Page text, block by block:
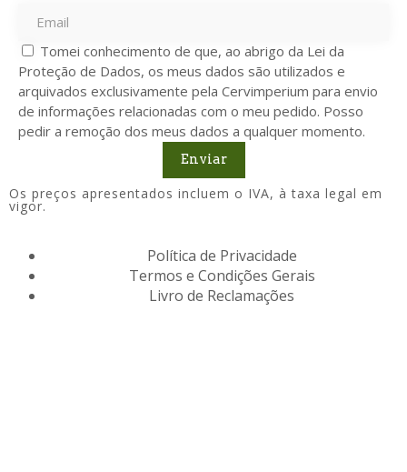
Tomei conhecimento de que, ao abrigo da Lei da
Proteção de Dados, os meus dados são utilizados e
arquivados exclusivamente pela Cervimperium para envio
de informações relacionadas com o meu pedido. Posso
pedir a remoção dos meus dados a qualquer momento.
Enviar
Os preços apresentados incluem o IVA, à taxa legal em
vigor.
Política de Privacidade
Termos e Condições Gerais
Livro de Reclamações